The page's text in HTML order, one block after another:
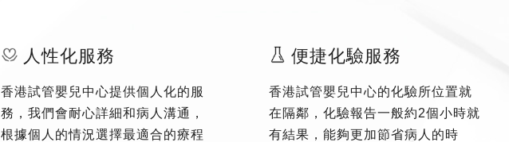
人性化服務
香港試管嬰兒中心提供個人化的服
務，我們會耐心詳細和病人溝通，
根據個人的情況選擇最適合的療程
便捷化驗服務
香港試管嬰兒中心的化驗所位置就
在隔鄰，化驗報告一般約2個小時就
有結果，能夠更加節省病人的時